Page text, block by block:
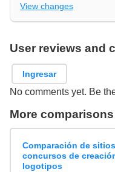
View changes
User reviews and
Ingresar
No comments yet. Be
More comparisons
Comparación de
concursos de
logotipos